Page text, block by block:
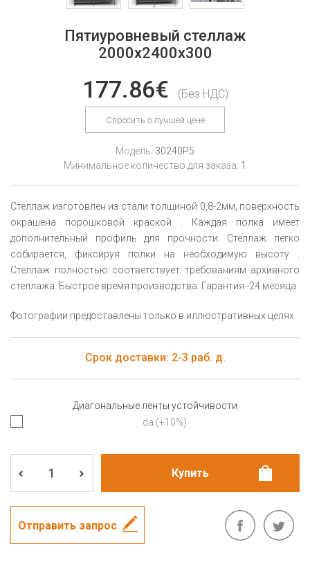
Пятиуровневый стеллаж
2000x2400x300
177.86€ (Без НДС)
Спросить о лучшей цене
Модель: 30240P5
Минимальное количество для заказа: 1
Стеллаж изготовлен из стали толщиной 0,8-2мм, поверхность
окрашена порошковой краской . Каждая полка имеет
дополнительный профиль для прочности. Стеллаж легко
собирается, фиксируя полки на необходимую высоту .
Стеллаж полностью соответствует требованиям архивного
стеллажа. Быстрое время производства. Гарантия -24 месяца.
Фотографии предоставлены только в иллюстративных целях.
Срок доставки: 2-3 раб. д.
Диагональные ленты устойчивости
da (+10%)
Отправить запрос